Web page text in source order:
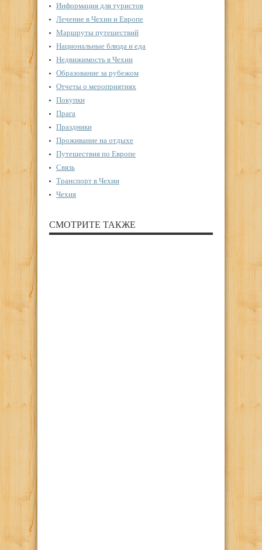
Информация для туристов
Лечение в Чехии и Европе
Маршруты путешествий
Национальные блюда и еда
Недвижимость в Чехии
Образование за рубежом
Отчеты о мероприятиях
Покупки
Прага
Праздники
Проживание на отдыхе
Путешествия по Европе
Связь
Транспорт в Чехии
Чехия
СМОТРИТЕ ТАКЖЕ